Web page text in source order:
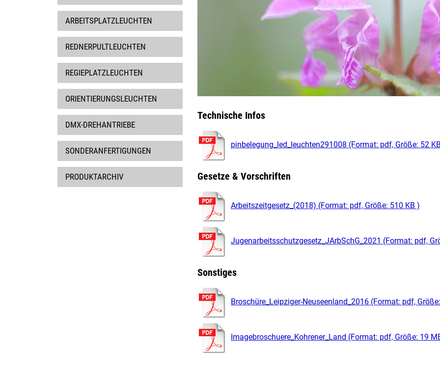
ARBEITSPLATZLEUCHTEN
REDNERPULTLEUCHTEN
REGIEPLATZLEUCHTEN
ORIENTIERUNGSLEUCHTEN
DMX-DREHANTRIEBE
SONDERANFERTIGUNGEN
PRODUKTARCHIV
Technische Infos
pinbelegung_led_leuchten291008 (Format: pdf, Größe: 52
Gesetze & Vorschriften
Arbeitszeitgesetz_(2018) (Format: pdf, Größe: 510 KB )
Jugenarbeitsschutzgesetz_JArbSchG_2021 (Format: pdf,
Sonstiges
Broschüre_Leipziger-Neuseenland_2016 (Format: pdf,
Imagebroschuere_Kohrener_Land (Format: pdf, Größe: 19